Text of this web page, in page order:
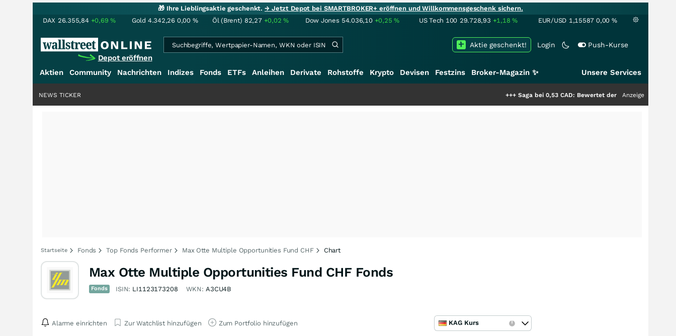
🎁 Ihre Lieblingsaktie geschenkt.→ Jetzt Depot bei SMARTBROKER+ eröffnen und Willkommensgeschenk sichern.
DAX 26.355,84 +0,69% Gold 4.342,26 0,00 % Öl (Brent) 82,27 +0,02% Dow Jones 54.036,10 +0,25% US Tech 100 29.728,93 +1,18% EUR/USD 1,15587 0,00 %
Depot eröffnen
Login Push-Kurse
Aktie geschenkt!
Aktien Community Nachrichten Indizes Fonds ETFs Anleihen Derivate Rohstoffe Krypto Devisen Festzins Broker-Magazin ✨ Unsere Services
Saga bei 0,53 CAD: Bewertet der Markt noch immer nur
Anzeige
NEWS TICKER
Startseite Fonds Top Fonds Performer Max Otte Multiple Opportunities Fund CHF Chart
Max Otte Multiple Opportunities Fund CHF Fonds
Fonds ISIN: LI1123173208 WKN: A3CU4B
Alarme einrichten Zur Watchlist hinzufügen Zum Portfolio hinzufügen KAG Kurs